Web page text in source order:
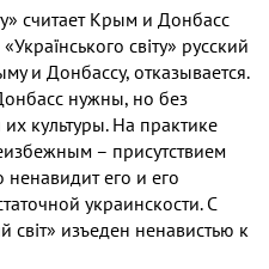
считает Крым и Донбасс
свiту» русский
и Донбассу, отказывается.
нужны, но без
культуры. На практике
– присутствием
ненавидит его и его
украинскости. С
свiт» изъеден ненавистью к